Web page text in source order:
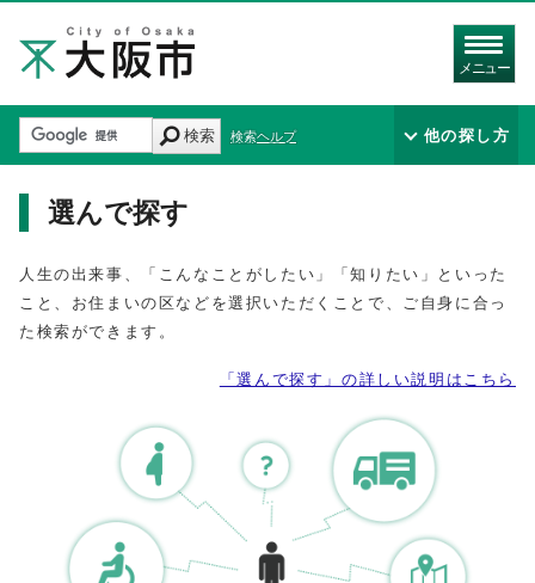
メニュー
検索 検索ヘルプ 他の探し方
選んで探す
人生の出来事、「こんなことがしたい」「知りたい」といった
こと、お住まいの区などを選択いただくことで、ご自身に合っ
た検索ができます。
「選んで探す」の詳しい説明はこちら